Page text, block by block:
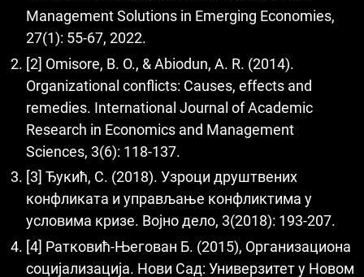
Management Solutions in Emerging Economies,
27(1): 55-67, 2022.
[2] Omisore, B. O., & Abiodun, A. R. (2014).
Organizational conflicts: Causes, effects and
remedies. International Journal of Academic
Research in Economics and Management
Sciences, 3(6): 118-137.
[3] Ђукић, С. (2018). Узроци друштвених
конфликата и управљање конфликтима у
условима кризе. Војно дело, 3(2018): 193-207.
[4] Ратковић-Његован Б. (2015), Организациона
социјализација. Нови Сад: Универзитет у Новом